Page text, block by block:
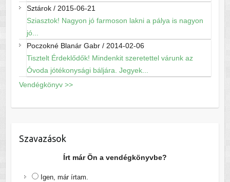
Sztárok/ 2015-06-21
Sziasztok! Nagyon jó farmoson lakni a pálya is nagyon
jó...
Poczokné Blanár Gabr/ 2014-02-06
Tisztelt Érdeklődők! Mindenkit szeretettel várunk az
Óvoda jótékonysági báljára. Jegyek...
Vendégkönyv >>
Szavazások
Írt már Ön a vendégkönyvbe?
Igen, már írtam.